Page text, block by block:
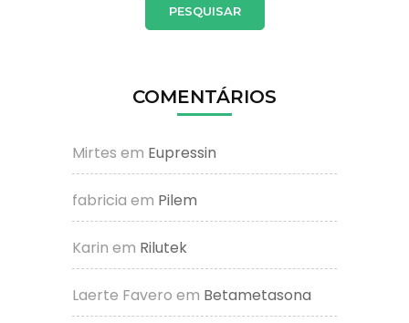
COMENTÁRIOS
Mirtes em Eupressin
fabricia em Pilem
Karin em Rilutek
Laerte Favero em Betametasona